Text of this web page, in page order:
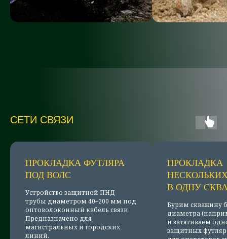
СЕТИ СВЯЗИ
ПРОКЛАДКА ФУТЛЯРА
ПОД ВОЛС
Устройство защитной ПНД
трубы диаметром 40–200 мм под
оптоволоконный кабель связи.
Предназначено для
магистральных и городских
линий.
ПРОКЛАДКА
В ОДНУ
Бурим скважину
диаметра
и затягиваем
защитных